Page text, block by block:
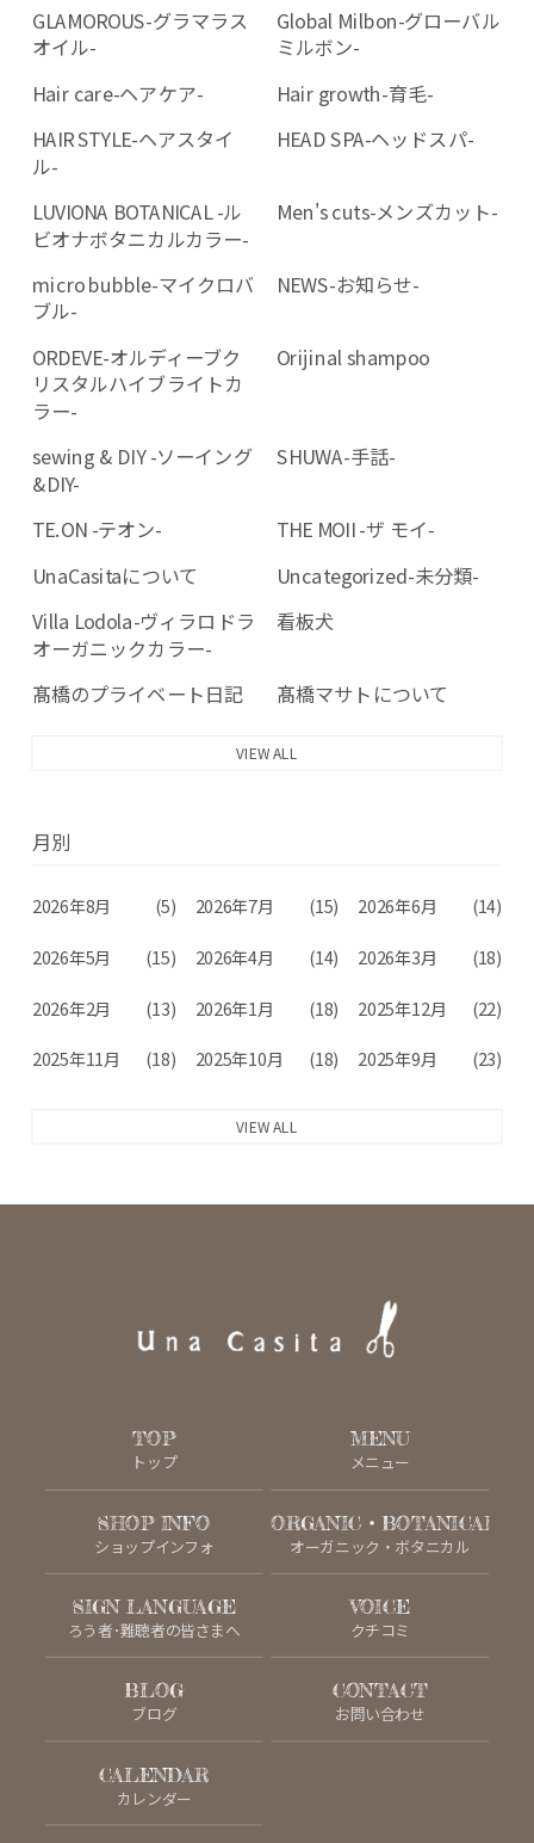
GLAMOROUS-グラマラス
オイル-
Global Milbon-グローバル
ミルボン-
Hair care-ヘアケア-
Hair growth-育毛-
HAIR STYLE-ヘアスタイ
ル-
HEAD SPA-ヘッドスパ-
LUVIONA BOTANICAL -ル
ビオナボタニカルカラー-
Men's cuts-メンズカット-
micro bubble-マイクロバ
ブル-
NEWS-お知らせ-
ORDEVE-オルディーブク
リスタルハイブライトカ
ラー-
Orijinal shampoo
sewing & DIY -ソーイング
&DIY-
SHUWA-手話-
TE.ON -テオン-
THE MOII -ザ モイ-
UnaCasitaについて
Uncategorized-未分類-
Villa Lodola-ヴィラロドラ
オーガニックカラー-
看板犬
髙橋のプライベート日記 髙橋マサトについて
VIEW ALL
月別
2026年8月 (5) 2026年7月 (15) 2026年6月 (14)
2026年5月 (15) 2026年4月 (14) 2026年3月 (18)
2026年2月 (13) 2026年1月 (18) 2025年12月 (22)
2025年11月 (18) 2025年10月 (18) 2025年9月 (23)
VIEW ALL
TOP
トップ
MENU
メニュー
SHOP INFO
ショップインフォ
ORGANIC・BOTANICAL
オーガニック・ボタニカル
SIGN LANGUAGE
ろう者･難聴者の皆さまへ
VOICE
クチコミ
BLOG
ブログ
CONTACT
お問い合わせ
CALENDAR
カレンダー